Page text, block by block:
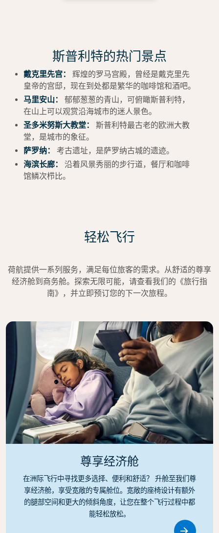
斯普利特的热门景点
戴克里先宫： 辉煌的罗马宫殿，曾经是戴克里先
皇帝的宫邸，现在到处都是繁华的咖啡馆和酒吧。
马里安山： 郁郁葱葱的青山，可俯瞰斯普利特，
在山上可以观赏沿海城市的迷人景色。
圣多米努斯大教堂：
斯普利特最古老的欧洲大教
堂，是城市的象征。
萨罗纳：
考古遗址，是萨罗纳古城的遗迹。
海滨长廊： 沿着风景秀丽的步行道，餐厅和咖啡
馆鳞次栉比。
轻松飞行
荷航提供一系列服务，满足每位旅客的需求。从舒适的尊享
经济舱到商务舱。探索无限可能，请查看我们的《旅行指
南》，并立即预订您的下一次旅程。
尊享经济舱
在洲际飞行中寻找更多选择、便利和舒适？ 升舱至我们尊
享经济舱，享受宽敞的专属舱位。宽敞的座椅设计有额外
的腿部空间和更大的倾斜角度，让您在整个飞行过程中都
能轻松放松。